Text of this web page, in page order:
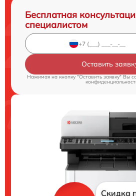
Бесплатная
специалистом
Оставить
Нажимая на кнопку "Оставить заявку" Вы
Скидка